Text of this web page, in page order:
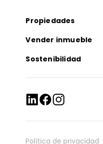
Propiedades
Vender inmueble
Sostenibilidad
Política de privacidad